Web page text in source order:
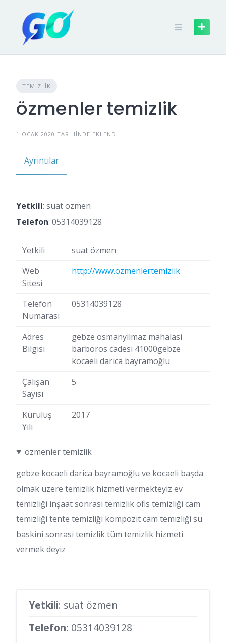
TEMIZLIK
özmenler temizlik
1 OCAK 2020 TARIHINDE EKLENDI
Ayrıntılar
Yetkili: suat özmen
Telefon: 05314039128
Yetkili
suat özmen
Web
Sitesi
http://www.ozmenlertemizlik
Telefon
Numarası
05314039128
Adres
Bilgisi
gebze osmanyilmaz mahalasi
barboros cadesi 41000gebze
kocaeli darica bayramoğlu
Çalışan
Sayısı
5
Kuruluş
Yılı
2017
özmenler temizlik
gebze kocaeli darica bayramoğlu ve kocaeli başda
olmak üzere temizlik hizmeti vermekteyiz ev
temizliği inşaat sonrasi temizlik ofis temizliği cam
temizliği tente temizliği kompozit cam temizliği su
baskini sonrasi temizlik tüm temizlik hizmeti
vermek deyiz
Yetkili: suat özmen
Telefon: 05314039128